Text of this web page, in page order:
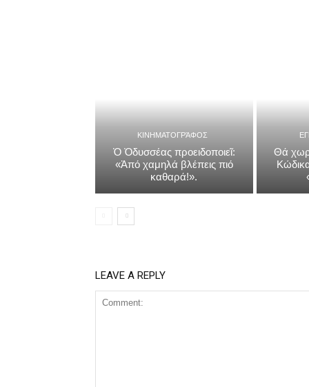
ΚΙΝΗΜΑΤΟΓΡΆΦΟΣ
Ὁ Ὀδυσσέας προειδοποιεῖ:
«Ἀπό χαμηλά βλέπεις πιό
καθαρά!».
Θά
LEAVE A REPLY